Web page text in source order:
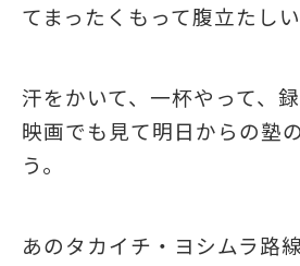
てまったくもって腹立たしい
汗をかいて、一杯やって、
映画でも見て明日からの塾
う。
あのタカイチ・ヨシムラ路線